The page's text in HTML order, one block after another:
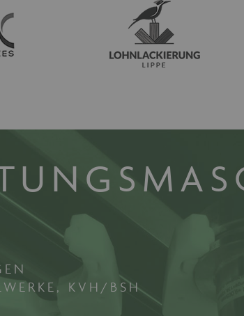
KVH/BSH
holz.de
Dieses Cookie wird von
Spracheinstellungen für
ordnungsgemäß funktionieren
gewählten Sprache anzeigen zu
Dieses Cookie wird vom Cookie-